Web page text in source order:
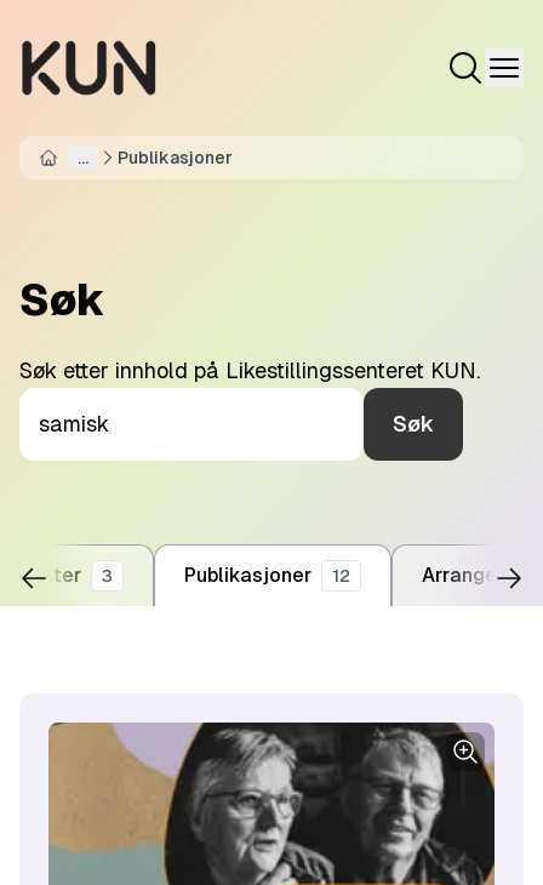
... Publikasjoner
Søk
Søk etter innhold på Likestillingssenteret KUN.
Søk
3 Publikasjoner 12